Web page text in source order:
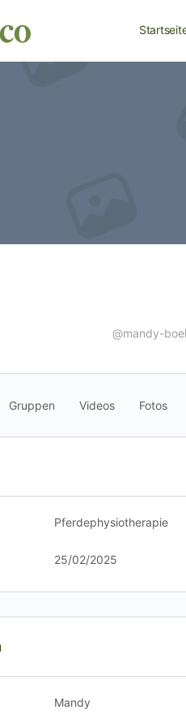
@mandy-
Gruppen Videos Fotos
Pferdephysiotherapie
25/02/2025
Mandy